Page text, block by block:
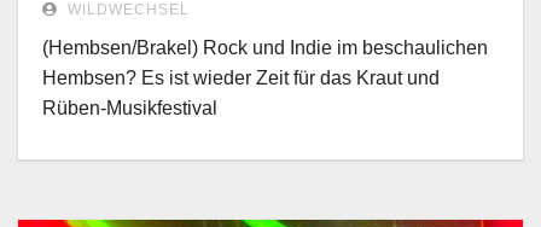
WILDWECHSEL
(Hembsen/Brakel) Rock und Indie im beschaulichen
Hembsen? Es ist wieder Zeit für das Kraut und
Rüben-Musikfestival